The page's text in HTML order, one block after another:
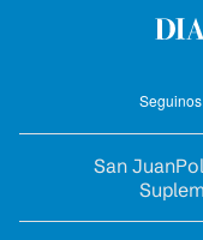
San Juan